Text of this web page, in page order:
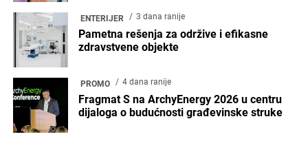
ENTERIJER 3 dana ranije
Pametna rešenja za održive i efikasne
zdravstvene objekte
PROMO 4 dana ranije
Fragmat S na ArchyEnergy 2026 u centru
dijaloga o budućnosti građevinske struke